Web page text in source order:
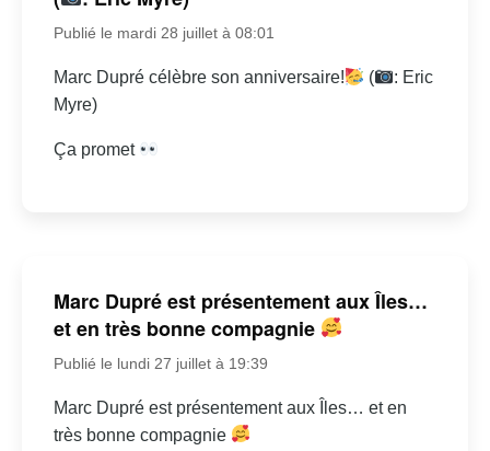
Publié le mardi 28 juillet à 08:01
Marc Dupré célèbre son anniversaire! (
: Eric
Myre)
Ça promet
Marc Dupré est présentement aux Îles…
et en très bonne compagnie
Publié le lundi 27 juillet à 19:39
Marc Dupré est présentement aux Îles… et en
très bonne compagnie